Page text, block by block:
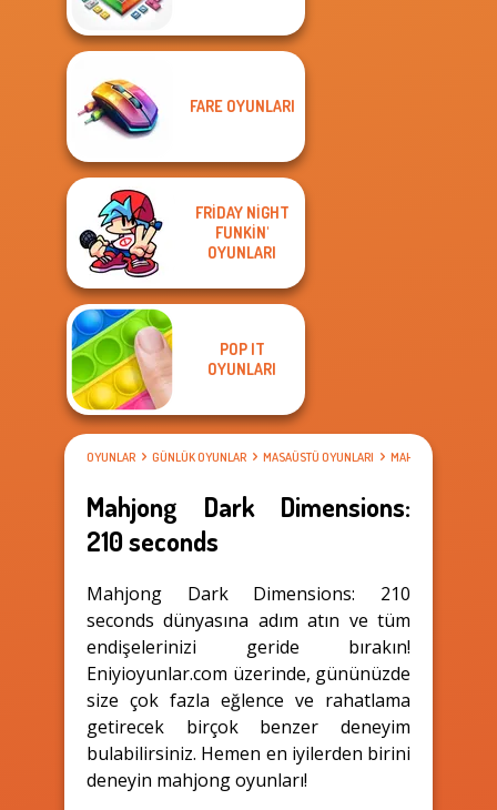
FARE OYUNLARI
FRIDAY NIGHT
FUNKIN'
OYUNLARI
POP IT
OYUNLARI
OYUNLAR GÜNLÜK OYUNLAR MASAÜSTÜ OYUNLARI MAHJONG
Mahjong Dark Dimensions:
210 seconds
Mahjong Dark Dimensions: 210
seconds dünyasına adım atın ve tüm
endişelerinizi geride bırakın!
Eniyioyunlar.com üzerinde, gününüzde
size çok fazla eğlence ve rahatlama
getirecek birçok benzer deneyim
bulabilirsiniz. Hemen en iyilerden birini
deneyin mahjong oyunları!